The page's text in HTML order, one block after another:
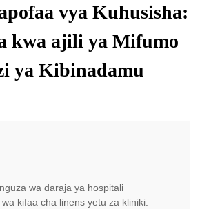
vya Kuhusisha:
kwa ajili ya Mifumo
ya Kibinadamu
wa daraja ya hospitali
kifaa cha linens yetu za kliniki.